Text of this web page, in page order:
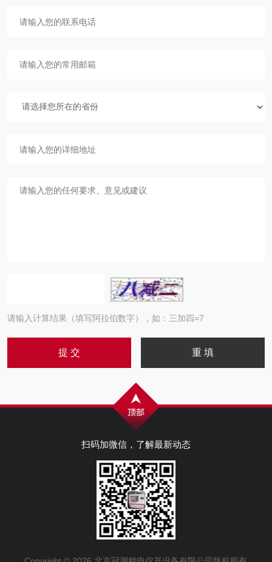
请输入计算结果（填写阿拉伯数字），如：三加四=7
扫码加微信，了解最新动态